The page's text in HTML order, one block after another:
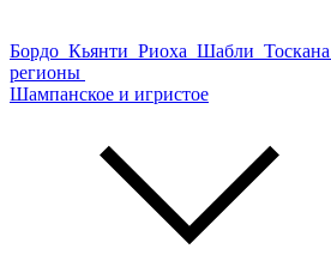
Бордо Кьянти Риоха Шабли Тоскана
регионы
Шампанское и игристое